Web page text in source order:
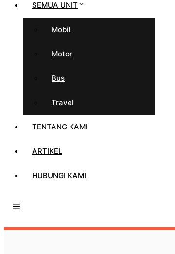
SEMUA UNIT
Mobil
Motor
Bus
Travel
TENTANG KAMI
ARTIKEL
HUBUNGI KAMI